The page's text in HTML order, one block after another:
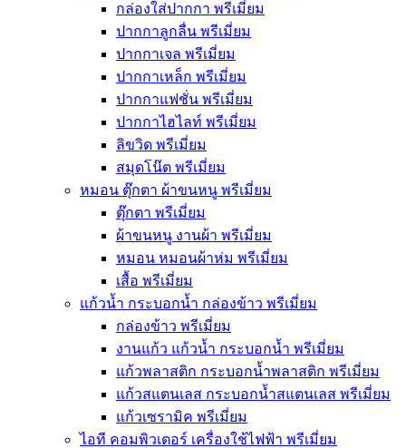
กล่องใส่ปากกา พรีเมี่ยม
ปากกาลูกลื่น พรีเมี่ยม
ปากกาเจล พรีเมี่ยม
ปากกาเหล็ก พรีเมี่ยม
ปากกาแฟชั่น พรีเมี่ยม
ปากกาไฮไลท์ พรีเมี่ยม
ลิขวิด พรีเมี่ยม
สมุดโน๊ต พรีเมี่ยม
หมอน ตุ๊กตา ผ้าขนหนู พรีเมี่ยม
ตุ๊กตา พรีเมี่ยม
ผ้าขนหนู งานผ้า พรีเมี่ยม
หมอน หมอนผ้าห่ม พรีเมี่ยม
เสื้อ พรีเมี่ยม
แก้วน้ำ กระบอกน้ำ กล่องข้าว พรีเมี่ยม
กล่องข้าว พรีเมี่ยม
งานแก้ว แก้วน้ำ กระบอกน้ำ พรีเมี่ยม
แก้วพลาสติก กระบอกน้ำพลาสติก พรีเมี่ยม
แก้วสแตนเลส กระบอกน้ำสแตนเลส พรีเมี่ยม
แก้วเซรามิค พรีเมี่ยม
ไอที คอมพิวเตอร์ เครื่องใช้ไฟฟ้า พรีเมี่ยม